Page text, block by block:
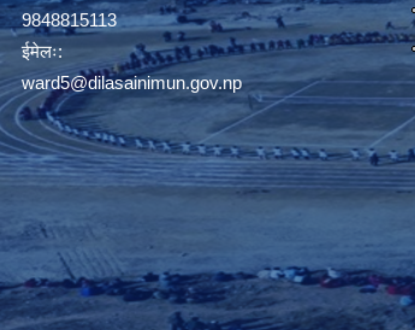
9848815113
ईमेलः:
ward5@dilasainimun.gov.np